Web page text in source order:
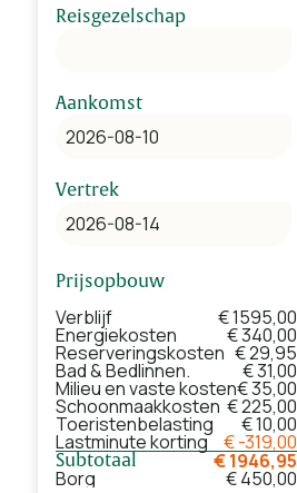
Reisgezelschap
Aankomst
Vertrek
Prijsopbouw
Verblijf € 1595,00
Energiekosten € 340,00
Reserveringskosten € 29,95
Bad & Bedlinnen. € 31,00
Milieu en vaste kosten€ 35,00
Schoonmaakkosten € 225,00
Toeristenbelasting € 10,00
Lastminute korting € -319,00
Subtotaal € 1946,95
Borg
€ 450,00